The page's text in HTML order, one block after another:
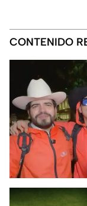
CONTENIDO